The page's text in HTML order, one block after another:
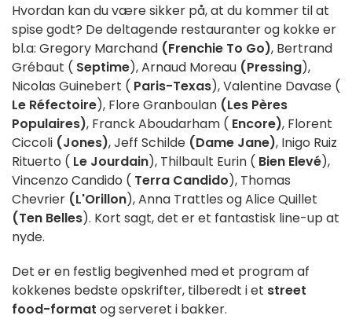
Hvordan kan du være sikker på, at du kommer til at
spise godt? De deltagende restauranter og kokke er
bl.a: Gregory Marchand (Frenchie To Go), Bertrand
Grébaut ( Septime), Arnaud Moreau (Pressing),
Nicolas Guinebert ( Paris-Texas), Valentine Davase (
Le Réfectoire), Flore Granboulan (Les Pères
Populaires), Franck Aboudarham ( Encore), Florent
Ciccoli (Jones), Jeff Schilde (Dame Jane), Inigo Ruiz
Rituerto ( Le Jourdain), Thilbault Eurin ( Bien Elevé),
Vincenzo Candido ( Terra Candido), Thomas
Chevrier (L'Orillon), Anna Trattles og Alice Quillet
(Ten Belles). Kort sagt, det er et fantastisk line-up at
nyde.
Det er en festlig begivenhed med et program af
kokkenes bedste opskrifter, tilberedt i et street
food-format og serveret i bakker.